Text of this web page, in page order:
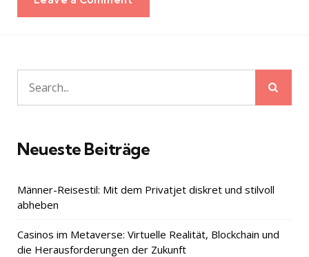
Search
for:
Neueste Beiträge
Männer-Reisestil: Mit dem Privatjet diskret und stilvoll
abheben
Casinos im Metaverse: Virtuelle Realität, Blockchain und
die Herausforderungen der Zukunft